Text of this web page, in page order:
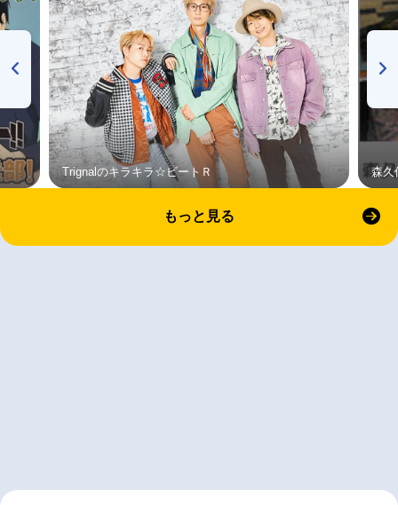
Trignalのキラキラ☆ビートＲ 森久
もっと見る